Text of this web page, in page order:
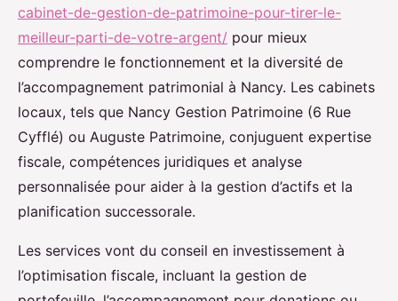
cabinet-de-gestion-de-patrimoine-pour-tirer-le-
meilleur-parti-de-votre-argent/ pour mieux
comprendre le fonctionnement et la diversité de
l’accompagnement patrimonial à Nancy. Les cabinets
locaux, tels que Nancy Gestion Patrimoine (6 Rue
Cyfflé) ou Auguste Patrimoine, conjuguent expertise
fiscale, compétences juridiques et analyse
personnalisée pour aider à la gestion d’actifs et la
planification successorale.
Les services vont du conseil en investissement à
l’optimisation fiscale, incluant la gestion de